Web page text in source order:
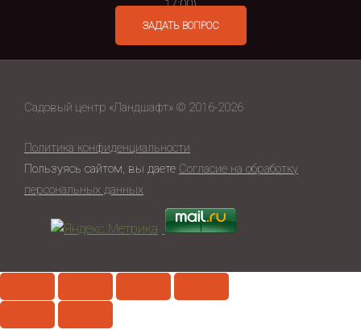
17:00)
ЗАДАТЬ ВОПРОС
Садовый центр «Ландшафт» © 2016-2026
Политика конфиденциальности
Пользуясь сайтом, вы даете Согласие на обработку
персональных данных